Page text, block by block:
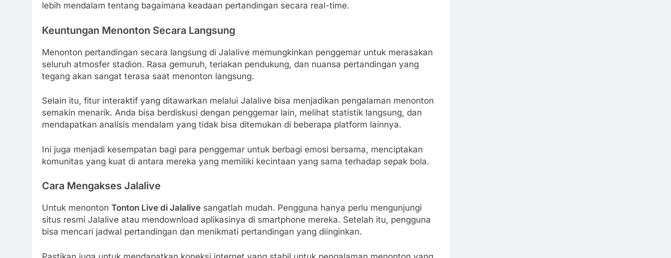
lebih mendalam tentang bagaimana keadaan pertandingan secara real-time.
Keuntungan Menonton Secara Langsung
Menonton pertandingan secara langsung di Jalalive memungkinkan penggemar untuk merasakan
seluruh atmosfer stadion. Rasa gemuruh, teriakan pendukung, dan nuansa pertandingan yang
tegang akan sangat terasa saat menonton langsung.
Selain itu, fitur interaktif yang ditawarkan melalui Jalalive bisa menjadikan pengalaman menonton
semakin menarik. Anda bisa berdiskusi dengan penggemar lain, melihat statistik langsung, dan
mendapatkan analisis mendalam yang tidak bisa ditemukan di beberapa platform lainnya.
Ini juga menjadi kesempatan bagi para penggemar untuk berbagi emosi bersama, menciptakan
komunitas yang kuat di antara mereka yang memiliki kecintaan yang sama terhadap sepak bola.
Cara Mengakses Jalalive
Untuk menonton Tonton Live di Jalalive sangatlah mudah. Pengguna hanya perlu mengunjungi
situs resmi Jalalive atau mendownload aplikasinya di smartphone mereka. Setelah itu, pengguna
bisa mencari jadwal pertandingan dan menikmati pertandingan yang diinginkan.